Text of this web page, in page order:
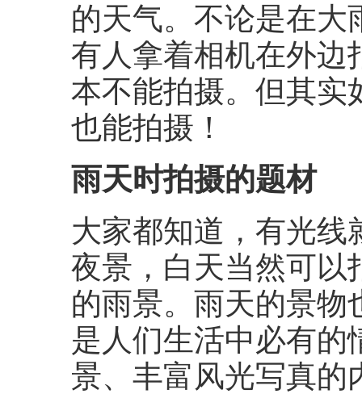
的天气。不论是在大
有人拿着相机在外边
本不能拍摄。但其实
也能拍摄！
雨天时拍摄的题材
大家都知道，有光线
夜景，白天当然可以
的雨景。雨天的景物
是人们生活中必有的
景、丰富风光写真的